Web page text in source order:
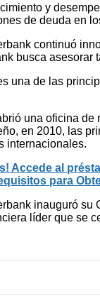
y
de deuda en
continuó
busca
una de las
una oficina
en 2010, las
internacionales.
Accede al
para
inauguró
líder que se